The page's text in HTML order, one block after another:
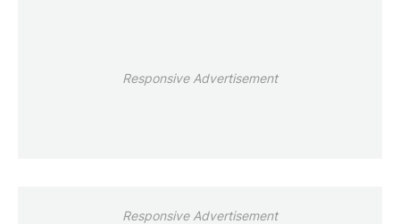
Responsive Advertisement
Responsive Advertisement